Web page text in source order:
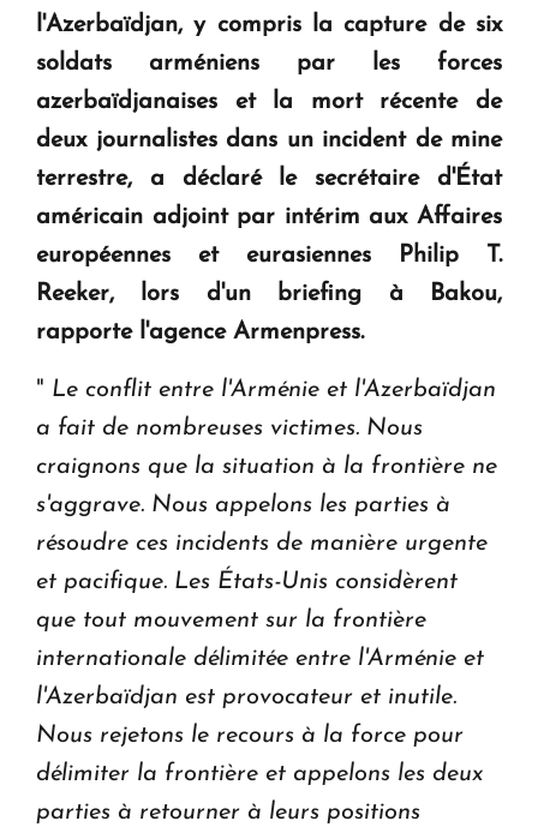
Le premier hôtel Hyatt Regency d'Arménie
ouvrira ses portes à Dilijan
l'Azerbaïdjan, y compris la capture de six
soldats arméniens par les forces
azerbaïdjanaises et la mort récente de
deux journalistes dans un incident de mine
terrestre, a déclaré le secrétaire d'État
américain adjoint par intérim aux Affaires
européennes et eurasiennes Philip T.
Reeker, lors d'un briefing à Bakou,
rapporte l'agence Armenpress.
" Le conflit entre l'Arménie et l'Azerbaïdjan
a fait de nombreuses victimes. Nous
craignons que la situation à la frontière ne
s'aggrave. Nous appelons les parties à
résoudre ces incidents de manière urgente
et pacifique. Les États-Unis considèrent
que tout mouvement sur la frontière
internationale délimitée entre l'Arménie et
l'Azerbaïdjan est provocateur et inutile.
Nous rejetons le recours à la force pour
délimiter la frontière et appelons les deux
parties à retourner à leurs positions